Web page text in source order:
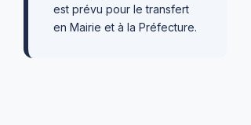
est prévu pour le transfert
en Mairie et à la Préfecture.